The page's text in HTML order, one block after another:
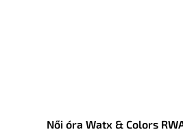
Női óra Watx & Colors